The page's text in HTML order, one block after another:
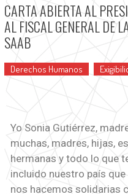
CARTA ABIERTA AL
AL FISCAL GENERAL DE
SAAB
Derechos Humanos
Yo Sonia Gutiérrez,
muchas, madres, hijas,
hermanas y todo lo que
incluido nuestro país
nos hacemos solidarias